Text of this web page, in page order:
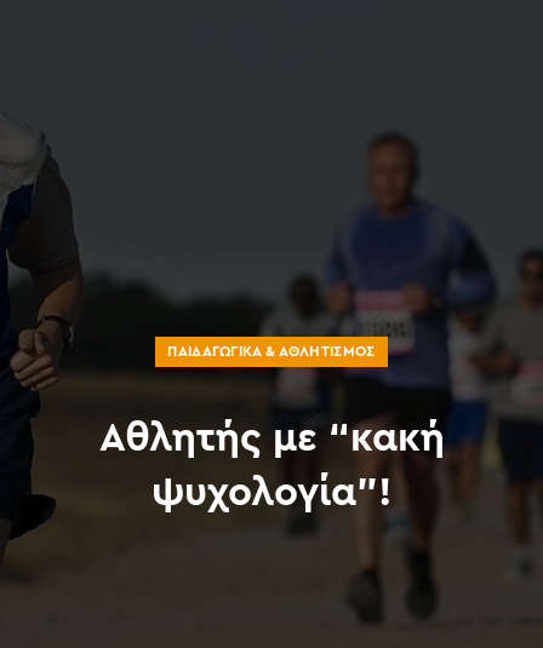
ΠΑΙΔΑΓΩΓΙΚΆ & ΑΘΛΗΤΙΣΜΌΣ
Αθλητής με “κακή
ψυχολογία”!